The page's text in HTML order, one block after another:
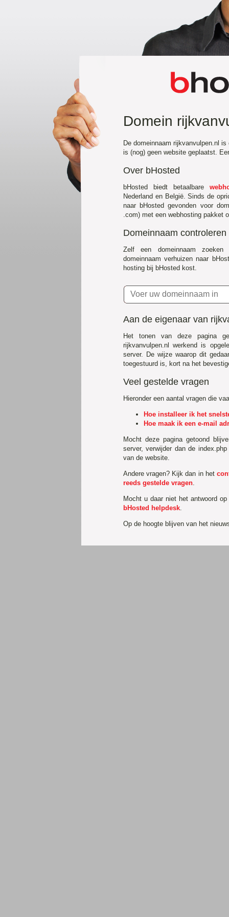
Domein
De domeinnaam rijkvanvulpen.nl
is (nog) geen website geplaatst.
Over bHosted
bHosted biedt betaalbare
Nederland en België. Sinds de
naar bHosted gevonden voor
.com) met een webhosting pakket
Domeinnaam controleren
Zelf een domeinnaam
domeinnaam verhuizen naar
hosting bij bHosted kost.
Aan de eigenaar van
Het tonen van deze pagina
rijkvanvulpen.nl werkend is
server. De wijze waarop dit
toegestuurd is, kort na het
Veel gestelde vragen
Hieronder een aantal vragen die
Hoe installeer ik het
Hoe maak ik een e-mail
Mocht deze pagina getoond
server, verwijder dan de
van de website.
Andere vragen? Kijk dan in het
reeds gestelde vragen
Mocht u daar niet het antwoord
bHosted helpdesk
Op de hoogte blijven van het